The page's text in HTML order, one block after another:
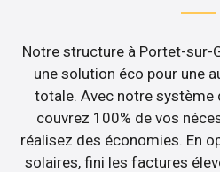
Notre structure à Portet-sur-
une solution éco pour une
totale. Avec notre système
couvrez 100% de vos
réalisez des économies. En
solaires, fini les factures